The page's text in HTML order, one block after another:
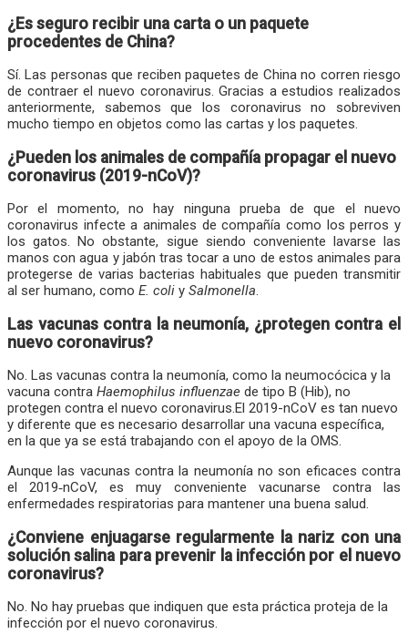
¿Es seguro recibir una carta o un paquete
procedentes de China?
Sí. Las personas que reciben paquetes de China no corren riesgo
de contraer el nuevo coronavirus. Gracias a estudios realizados
anteriormente, sabemos que los coronavirus no sobreviven
mucho tiempo en objetos como las cartas y los paquetes.
¿Pueden los animales de compañía propagar el nuevo
coronavirus (2019-nCoV)?
Por el momento, no hay ninguna prueba de que el nuevo
coronavirus infecte a animales de compañía como los perros y
los gatos. No obstante, sigue siendo conveniente lavarse las
manos con agua y jabón tras tocar a uno de estos animales para
protegerse de varias bacterias habituales que pueden transmitir
al ser humano, como E. coli y Salmonella.
Las vacunas contra la neumonía, ¿protegen contra el
nuevo coronavirus?
No. Las vacunas contra la neumonía, como la neumocócica y la
vacuna contra Haemophilus influenzae de tipo B (Hib), no
protegen contra el nuevo coronavirus.El 2019-nCoV es tan nuevo
y diferente que es necesario desarrollar una vacuna específica,
en la que ya se está trabajando con el apoyo de la OMS.
Aunque las vacunas contra la neumonía no son eficaces contra
el 2019‑nCoV, es muy conveniente vacunarse contra las
enfermedades respiratorias para mantener una buena salud.
¿Conviene enjuagarse regularmente la nariz con una
solución salina para prevenir la infección por el nuevo
coronavirus?
No. No hay pruebas que indiquen que esta práctica proteja de la
infección por el nuevo coronavirus.